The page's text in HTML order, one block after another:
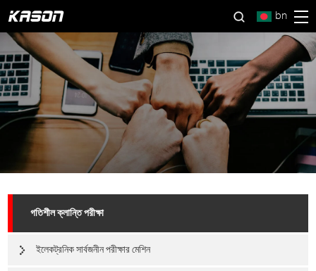
bn
গতিশীল ক্লান্তি পরীক্ষা
ইলেকট্রনিক সার্বজনীন পরীক্ষার মেশিন